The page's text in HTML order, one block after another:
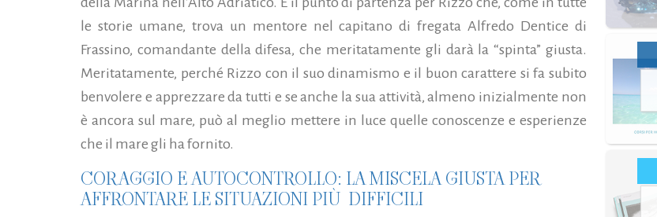
le storie umane, trova un mentore nel capitano di fregata Alfredo Dentice di
Frassino, comandante della difesa, che meritatamente gli darà la “spinta” giusta.
Meritatamente, perché Rizzo con il suo dinamismo e il buon carattere si fa subito
benvolere e apprezzare da tutti e se anche la sua attività, almeno inizialmente non
è ancora sul mare, può al meglio mettere in luce quelle conoscenze e esperienze
che il mare gli ha fornito.
CORAGGIO E AUTOCONTROLLO: LA MISCELA GIUSTA PER
AFFRONTARE LE SITUAZIONI PIÙ DIFFICILI